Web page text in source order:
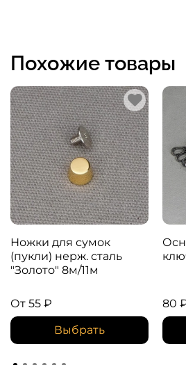
Похожие товары
Ножки для сумок
(пукли) нерж. сталь
"Золото" 8м/11м
От 55 ₽
Выбрать
80